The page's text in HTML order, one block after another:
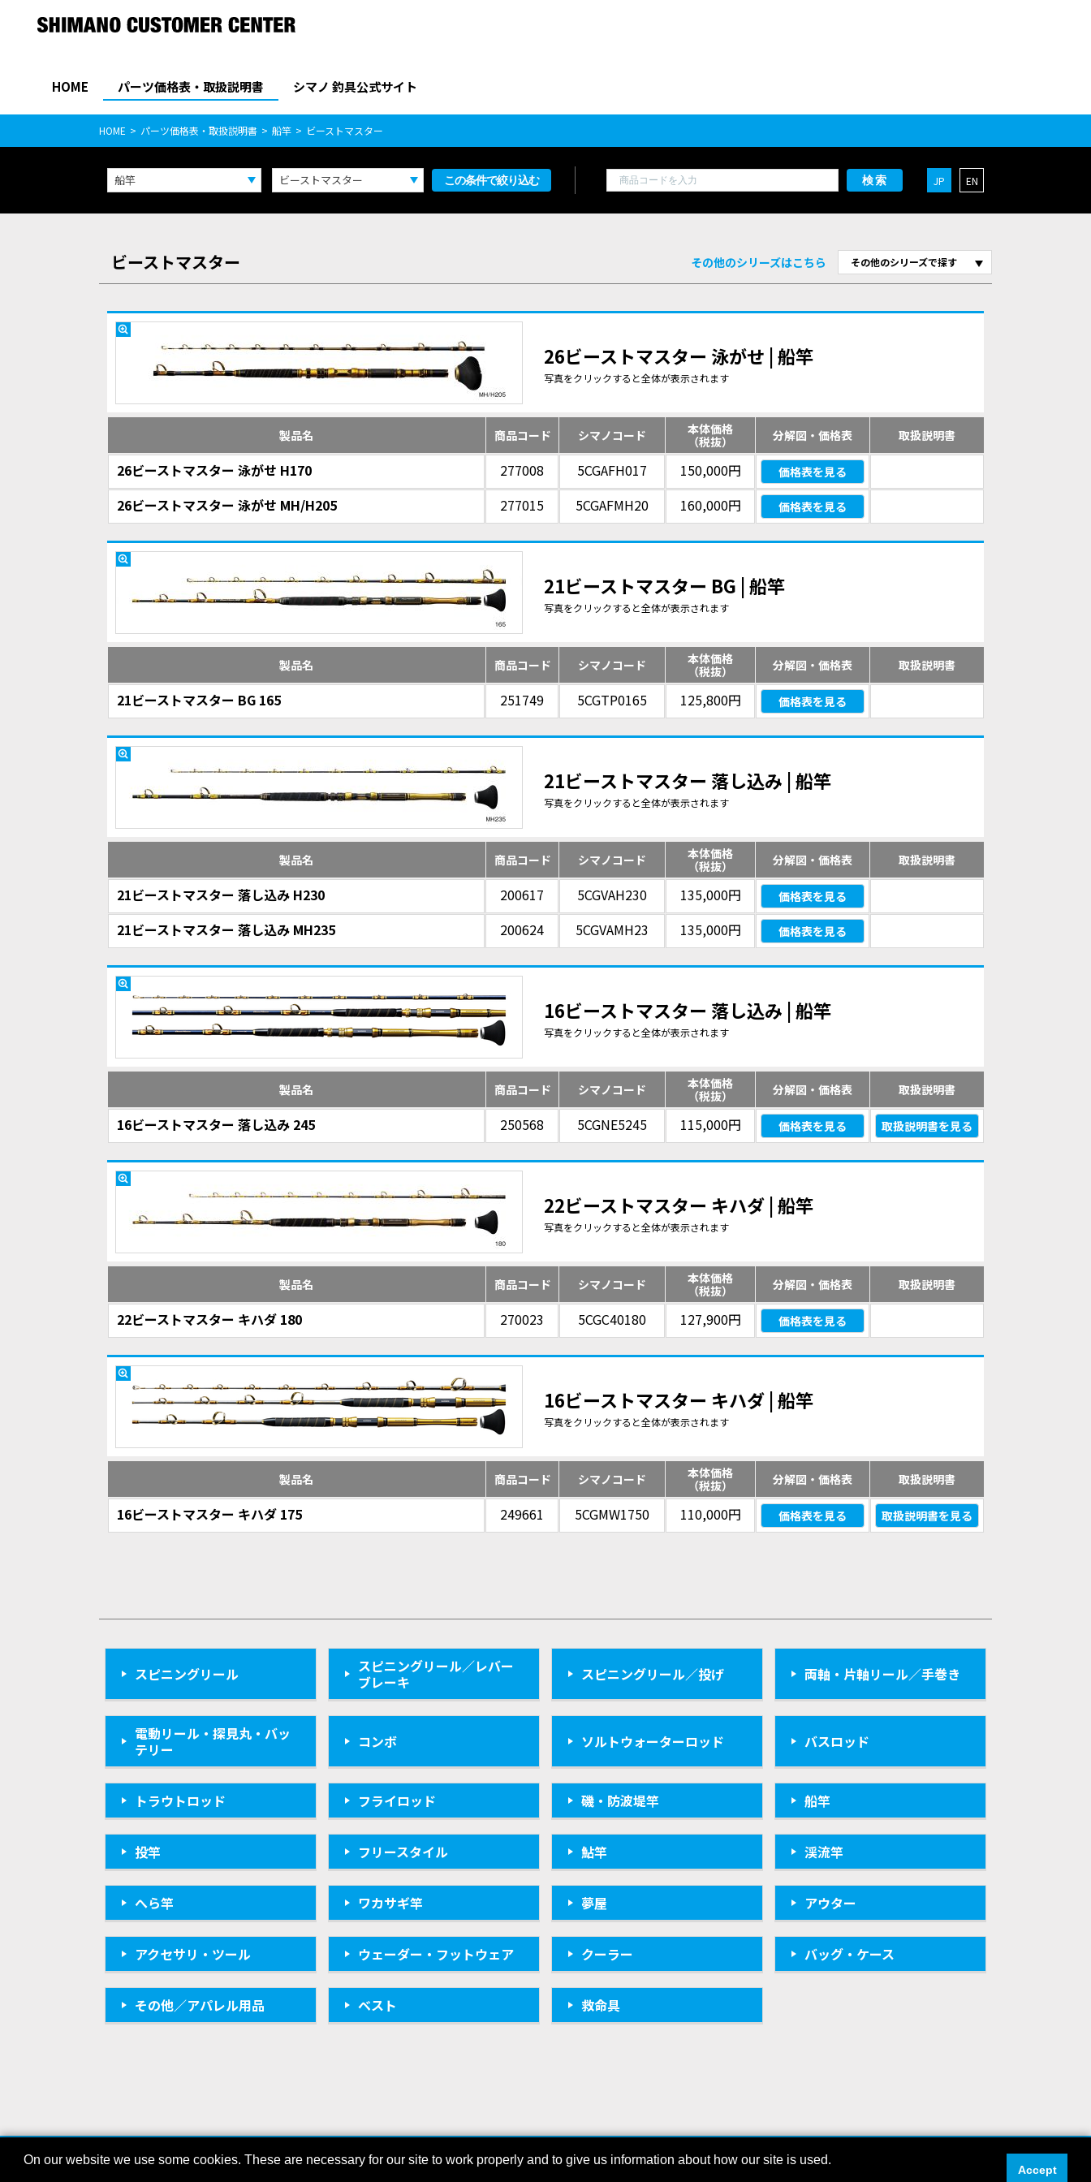
HOME パーツ価格表・取扱説明書 シマノ 釣具公式サイト
パーツ価格表
PARTS LIST
HOME パーツ価格表・取扱説明書 船竿 ビーストマスター
船竿 ビーストマスター この条件で絞り込む 検索 JP EN
その他のシリーズはこちら その他のシリーズで探す
ビーストマスター
26ビーストマスター 泳がせ | 船竿
写真をクリックすると全体が表示されます
製品名 商品コード シマノコード
本体価格
（税抜）
分解図・価格表 取扱説明書
26ビーストマスター 泳がせ H170 277008 5CGAFH017 150,000円 価格表を見る
26ビーストマスター 泳がせ MH/H205 277015 5CGAFMH20 160,000円 価格表を見る
21ビーストマスター BG | 船竿
写真をクリックすると全体が表示されます
製品名 商品コード シマノコード
本体価格
（税抜）
分解図・価格表 取扱説明書
21ビーストマスター BG 165 251749 5CGTP0165 125,800円 価格表を見る
21ビーストマスター 落し込み | 船竿
写真をクリックすると全体が表示されます
製品名 商品コード シマノコード
本体価格
（税抜）
分解図・価格表 取扱説明書
21ビーストマスター 落し込み H230 200617 5CGVAH230 135,000円 価格表を見る
21ビーストマスター 落し込み MH235 200624 5CGVAMH23 135,000円 価格表を見る
16ビーストマスター 落し込み | 船竿
写真をクリックすると全体が表示されます
製品名 商品コード シマノコード
本体価格
（税抜）
分解図・価格表 取扱説明書
16ビーストマスター 落し込み 245 250568 5CGNE5245 115,000円 価格表を見る 取扱説明書を見る
22ビーストマスター キハダ | 船竿
写真をクリックすると全体が表示されます
製品名 商品コード シマノコード
本体価格
（税抜）
分解図・価格表 取扱説明書
22ビーストマスター キハダ 180 270023 5CGC40180 127,900円 価格表を見る
16ビーストマスター キハダ | 船竿
写真をクリックすると全体が表示されます
製品名 商品コード シマノコード
本体価格
（税抜）
分解図・価格表 取扱説明書
16ビーストマスター キハダ 175 249661 5CGMW1750 110,000円 価格表を見る 取扱説明書を見る
スピニングリール
スピニングリール／レバー
ブレーキ
スピニングリール／投げ 両軸・片軸リール／手巻き
電動リール・探見丸・バッ
テリー
コンボ ソルトウォーターロッド バスロッド
トラウトロッド フライロッド 磯・防波堤竿 船竿
投竿 フリースタイル 鮎竿 渓流竿
へら竿 ワカサギ竿 夢屋 アウター
アクセサリ・ツール ウェーダー・フットウェア クーラー バッグ・ケース
その他／アパレル用品 ベスト 救命具
会社概要 プライバシーポリシー COPYRIGHT © SHIMANO INC. ALL RIGHTS RESERVED
On our website we use some cookies. These are necessary for our site to work properly and to give us information about how our site is used.
Accept